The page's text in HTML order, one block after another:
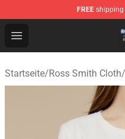
FREE shipping
Open menu
Ross Smith Shop -
Startseite/Ross Smith Cloth/